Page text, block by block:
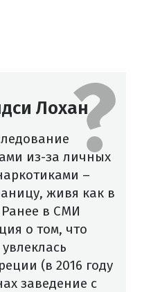
Лохан
из-за личных
–
живя как в
Ранее в СМИ
о том, что
(в 2016 году
заведение с